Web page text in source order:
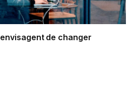
de changer